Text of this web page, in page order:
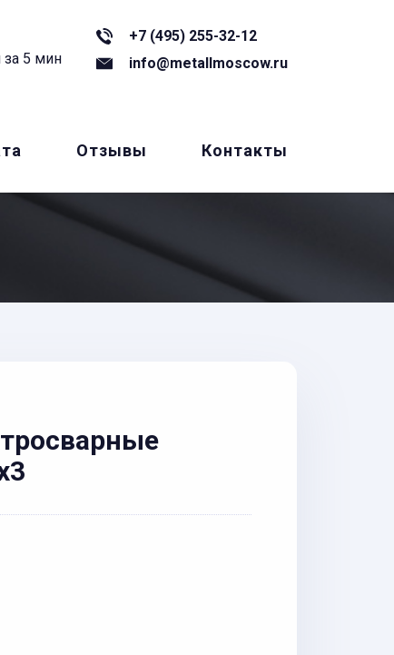
за 5 мин
+7 (495) 255-32-12
info@metallmoscow.ru
Отзывы Контакты